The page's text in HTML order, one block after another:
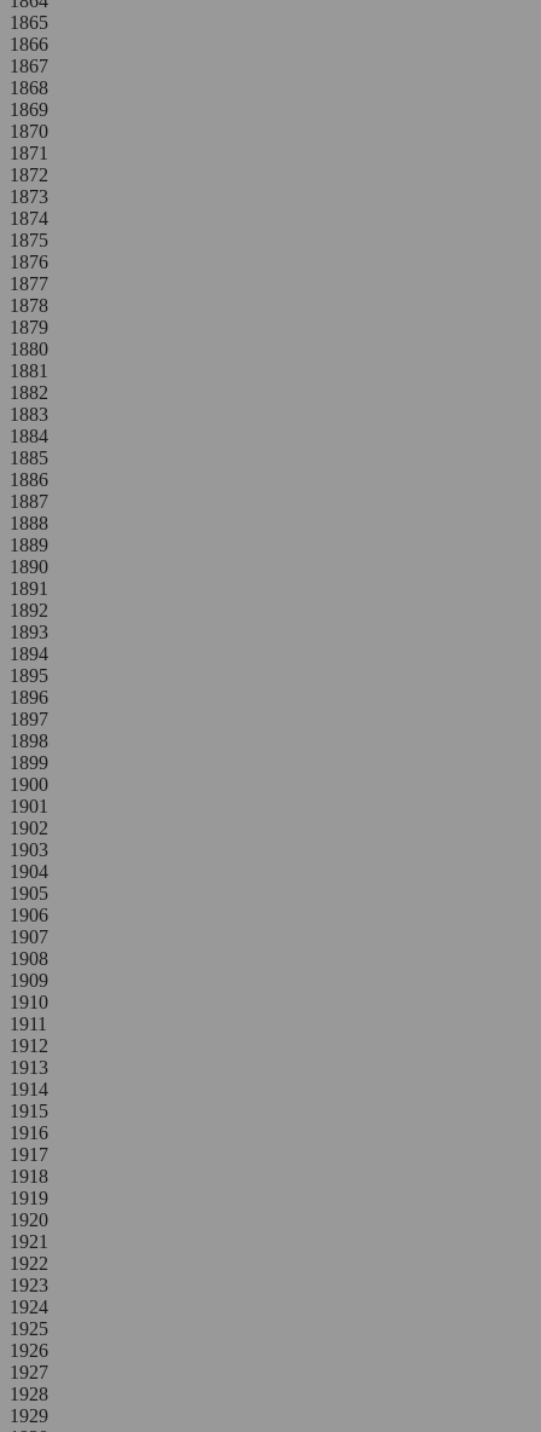
1865
1866
1867
1868
1869
1870
1871
1872
1873
1874
1875
1876
1877
1878
1879
1880
1881
1882
1883
1884
1885
1886
1887
1888
1889
1890
1891
1892
1893
1894
1895
1896
1897
1898
1899
1900
1901
1902
1903
1904
1905
1906
1907
1908
1909
1910
1911
1912
1913
1914
1915
1916
1917
1918
1919
1920
1921
1922
1923
1924
1925
1926
1927
1928
1929